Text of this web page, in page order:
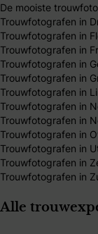
De mooiste
Trouwfotografen in
Trouwfotografen in
Trouwfotografen in
Trouwfotografen in
Trouwfotografen in
Trouwfotografen in
Trouwfotografen in
Trouwfotografen in
Trouwfotografen in
Trouwfotografen in
Trouwfotografen in
Trouwfotografen in
Alle